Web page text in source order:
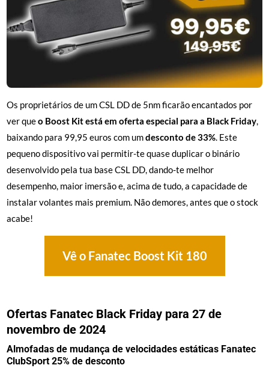
Os proprietários de um CSL DD de 5nm ficarão encantados por
ver queo Boost Kit está em oferta especial para a Black Friday,
baixando para 99,95 euros com umdesconto de 33%. Este
pequeno dispositivo vai permitir-te quase duplicar o binário
desenvolvido pela tua base CSL DD, dando-te melhor
desempenho, maior imersão e, acima de tudo, a capacidade de
instalar volantes mais premium. Não demores, antes que o stock
acabe!
Vê o Fanatec Boost Kit 180
Ofertas Fanatec Black Friday para 27 de
novembro de 2024
Almofadas de mudança de velocidades estáticas Fanatec
ClubSport 25% de desconto